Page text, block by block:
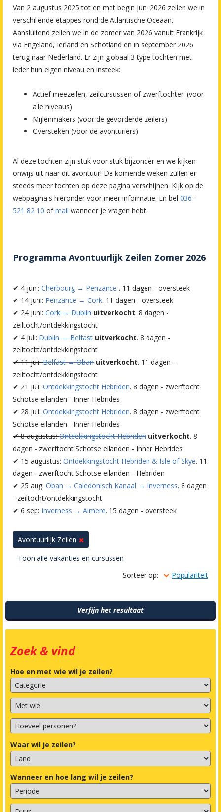
Van 2 augustus 2025 tot en met begin juni 2026 zeilen we in
verschillende etappes rond de Atlantische Oceaan.
Aansluitend zeilen we in de zomer van 2026 vanuit Frankrijk
via Engeland, Ierland en Schotland en in september 2026
terug naar Nederland. Er zijn globaal 3 type tochten met
ieder hun eigen niveau en insteek:
Actief meezeilen, zeilcursussen of zwerftochten (voor
alle niveaus)
Mijlenmakers (voor de gevorderde zeilers)
Oversteken (voor de avonturiers)
Al deze tochten zijn stuk voor stuk bijzonder en we kijken
onwijs uit naar dit avontuur! De komende weken zullen er
steeds meer tochten op deze pagina verschijnen. Kijk op de
webpagina's hieronder voor meer informatie. En bel 036 -
521 82 10 ofmail wanneer je vragen hebt.
Programma Avontuurlijk Zeilen Zomer 2026
✔ 4 juni: Cherbourg → Penzance . 11 dagen - oversteek
✔ 14 juni: Penzance → Cork. 11 dagen - oversteek
✔ 24 juni:Cork → Dublin uitverkocht. 8 dagen -
zeiltocht/ontdekkingstocht
✔ 4 juli:Dublin → Belfast uitverkocht. 8 dagen -
zeiltocht/ontdekkingstocht
✔ 11 juli:Belfast → Oban uitverkocht. 11 dagen -
zeiltocht/ontdekkingstocht
✔ 21 juli: Ontdekkingstocht Hebriden. 8 dagen - zwerftocht
Schotse eilanden - Inner Hebrides
✔ 28 juli: Ontdekkingstocht Hebriden. 8 dagen - zwerftocht
Schotse eilanden - Inner Hebrides
✔ 8 augustus:Ontdekkingstocht Hebriden uitverkocht. 8
dagen - zwerftocht Schotse eilanden - Inner Hebrides
✔ 15 augustus: Ontdekkingstocht Hebriden & Isle of Skye. 11
dagen - zwerftocht Schotse eilanden - Hebriden
✔ 25 aug: Oban → Caledonisch Kanaal → Inverness. 8 dagen
- zeiltocht/ontdekkingstocht
✔ 6 sep: Inverness → Almere. 15 dagen - oversteek
Avontuurlijk Zeilen
Toon alle vakanties en cursussen
Sorteer op:
Populariteit
Verfijn het resultaat
Zoek & vind
Hoe en met wie wil je zeilen?
Waar wil je zeilen?
Wanneer en hoe lang wil je zeilen?